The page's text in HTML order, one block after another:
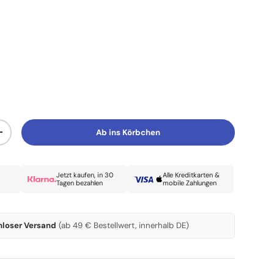
erhöhen Ab ins Körbchen
Jetzt kaufen, in 30
Tagen bezahlen
Alle Kreditkarten &
mobile Zahlungen
Versand (ab 49 € Bestellwert, innerhalb DE)